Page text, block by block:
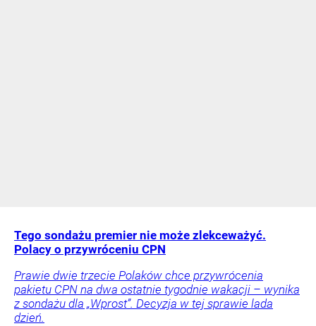
Tego sondażu premier nie może zlekceważyć.
Polacy o przywróceniu CPN
Prawie dwie trzecie Polaków chce przywrócenia
pakietu CPN na dwa ostatnie tygodnie wakacji – wynika
z sondażu dla „Wprost”. Decyzja w tej sprawie lada
dzień.